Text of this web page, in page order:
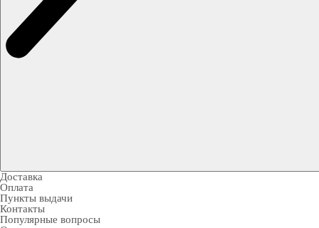
Доставка
Оплата
Пункты выдачи
Контакты
Популярные вопросы